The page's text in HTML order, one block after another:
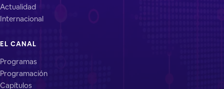
Actualidad
Internacional
EL CANAL
Programas
Programación
Capítulos